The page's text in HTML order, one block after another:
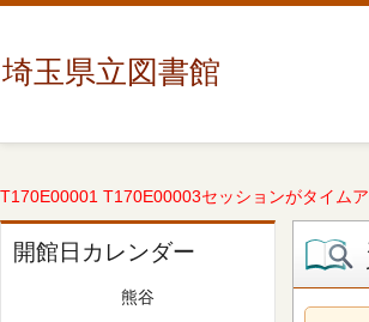
埼玉県立図書館
T170E00001 T170E00003セッションがタイム
開館日カレンダー
熊谷